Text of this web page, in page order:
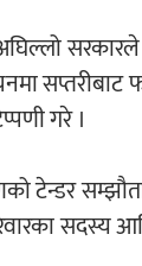
सप्तरीबाट
गरे ।
टेन्डर
सदस्य